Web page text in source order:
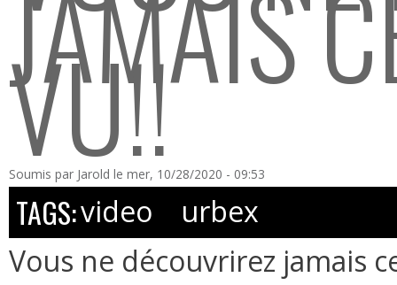
VU!!
Soumis par Jarold le mer, 10/28/2020 - 09:53
TAGS:video
urbex
Vous ne découvrirez jamais